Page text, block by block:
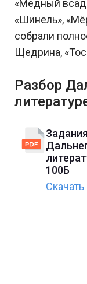
«Медный
«Шинель»,
собрали
Щедрина,
Разбор
100Б
Скачать